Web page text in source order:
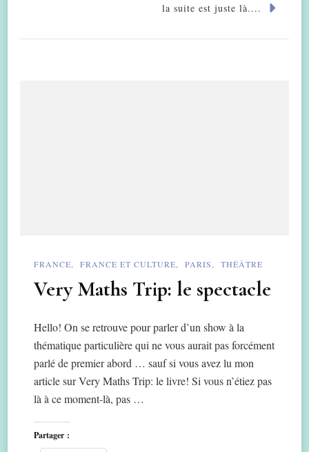
la suite est juste là....
FRANCE FRANCE ET CULTURE PARIS THÉÂTRE
Very Maths Trip: le spectacle
Hello! On se retrouve pour parler d’un show à la
thématique particulière qui ne vous aurait pas forcément
parlé de premier abord … sauf si vous avez lu mon
article sur Very Maths Trip: le livre! Si vous n’étiez pas
là à ce moment-là, pas …
Partager :